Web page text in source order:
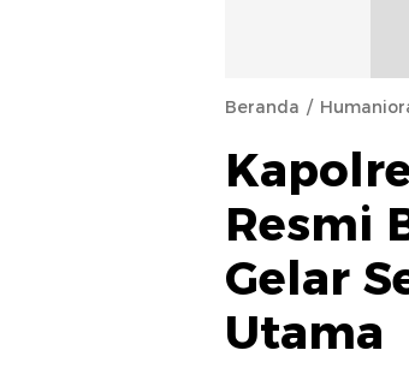
Beranda
Resmi
Gelar
Utama